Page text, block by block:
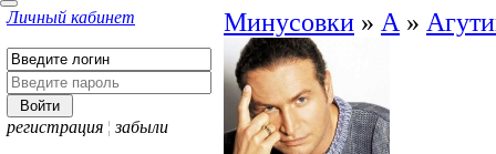
Личный кабинет
регистрация ¦ забыли
Минусовки » А »